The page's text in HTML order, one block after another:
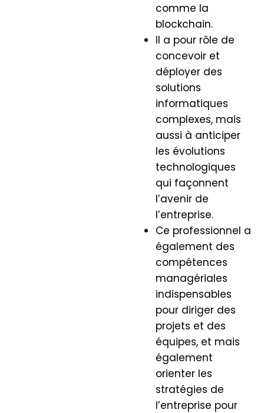
comme la
blockchain.
Il a pour rôle de
concevoir et
déployer des
solutions
informatiques
complexes, mais
aussi à anticiper
les évolutions
technologiques
qui façonnent
l’avenir de
l’entreprise.
Ce professionnel a
également des
compétences
managériales
indispensables
pour diriger des
projets et des
équipes, et mais
également
orienter les
stratégies de
l’entreprise pour